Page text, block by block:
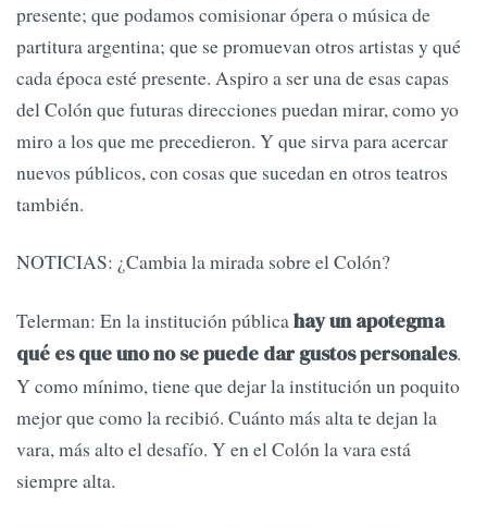
presente; que podamos comisionar ópera o música de
partitura argentina; que se promuevan otros artistas y qué
cada época esté presente. Aspiro a ser una de esas capas
del Colón que futuras direcciones puedan mirar, como yo
miro a los que me precedieron. Y que sirva para acercar
nuevos públicos, con cosas que sucedan en otros teatros
también.
NOTICIAS: ¿Cambia la mirada sobre el Colón?
Telerman: En la institución públicahay un apotegma
qué es que uno no se puede dar gustos personales.
Y como mínimo, tiene que dejar la institución un poquito
mejor que como la recibió. Cuánto más alta te dejan la
vara, más alto el desafío. Y en el Colón la vara está
siempre alta.